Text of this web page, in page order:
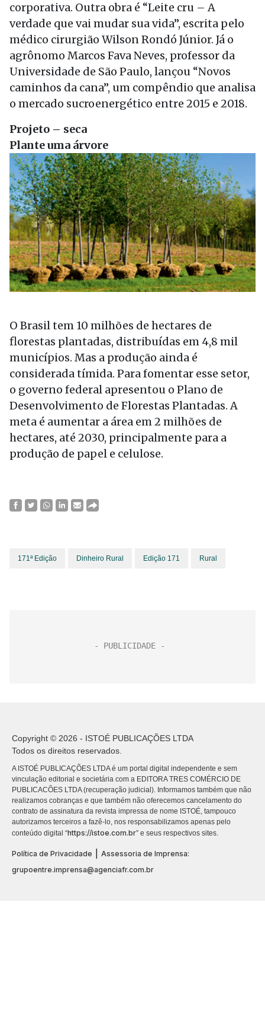
corporativa. Outra obra é “Leite cru – A
verdade que vai mudar sua vida”, escrita pelo
médico cirurgião Wilson Rondó Júnior. Já o
agrônomo Marcos Fava Neves, professor da
Universidade de São Paulo, lançou “Novos
caminhos da cana”, um compêndio que analisa
o mercado sucroenergético entre 2015 e 2018.
Projeto – seca
Plante uma árvore
O Brasil tem 10 milhões de hectares de
florestas plantadas, distribuídas em 4,8 mil
municípios. Mas a produção ainda é
considerada tímida. Para fomentar esse setor,
o governo federal apresentou o Plano de
Desenvolvimento de Florestas Plantadas. A
meta é aumentar a área em 2 milhões de
hectares, até 2030, principalmente para a
produção de papel e celulose.
171ª Edição Dinheiro Rural Edição 171 Rural
Copyright © 2026 - ISTOÉ PUBLICAÇÕES LTDA
Todos os direitos reservados.
A ISTOÉ PUBLICAÇÕES LTDA é um portal digital independente e sem
vinculação editorial e societária com a EDITORA TRES COMÉRCIO DE
PUBLICACÕES LTDA (recuperação judicial). Informamos também que não
realizamos cobranças e que também não oferecemos cancelamento do
contrato de assinatura da revista impressa de nome ISTOÉ, tampouco
autorizamos terceiros a fazê-lo, nos responsabilizamos apenas pelo
conteúdo digital “https://istoe.com.br” e seus respectivos sites.
Política de Privacidade
Assessoria de Imprensa:
grupoentre.imprensa@agenciafr.com.br